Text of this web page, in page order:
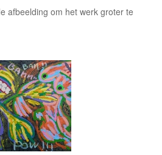
afbeelding om het werk groter te